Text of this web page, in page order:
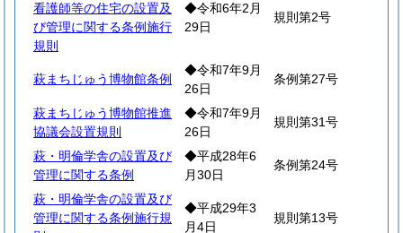
看護師等の住宅の設置及
び管理に関する条例施行
規則
◆令和6年2月
29日
規則第2号
萩まちじゅう博物館条例
◆令和7年9月
26日
条例第27号
萩まちじゅう博物館推進
協議会設置規則
◆令和7年9月
26日
規則第31号
萩・明倫学舎の設置及び
管理に関する条例
◆平成28年6
月30日
条例第24号
萩・明倫学舎の設置及び
管理に関する条例施行規
◆平成29年3
月4日
規則第13号